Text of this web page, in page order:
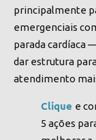
principalmente
emergenciais
parada cardíaca
dar estrutura
atendimento
Clique e
5 ações